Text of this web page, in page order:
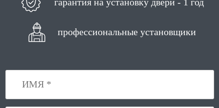
профессиональные установщики